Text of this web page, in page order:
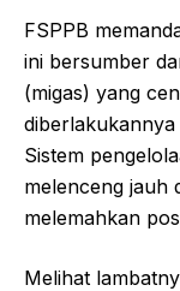
FSPPB
ini bersumber
(migas) yang
Sistem
melenceng jauh
melemahkan
Melihat